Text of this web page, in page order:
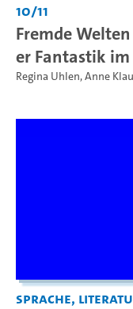
10/11
Fremde
er Fantastik im
Regina Uhlen,Anne
Sprache,